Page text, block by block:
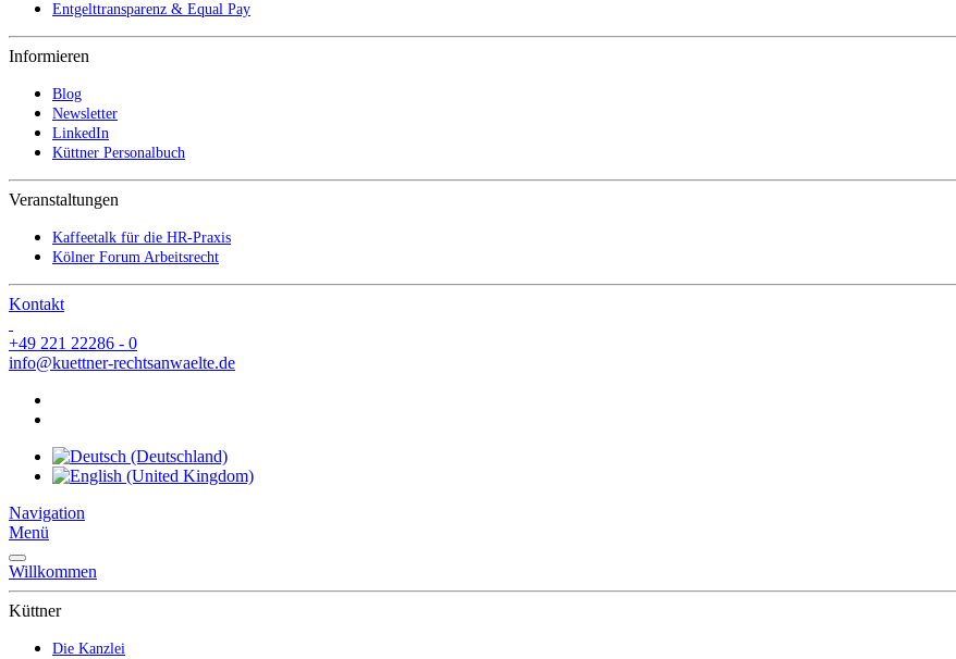
Entgelttransparenz & Equal Pay
Informieren
Blog
Newsletter
LinkedIn
Küttner Personalbuch
Veranstaltungen
Kaffeetalk für die HR-Praxis
Kölner Forum Arbeitsrecht
Kontakt
+49 221 22286 - 0
info@kuettner-rechtsanwaelte.de
Navigation
Menü
Willkommen
Küttner
Die Kanzlei